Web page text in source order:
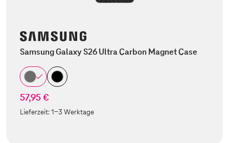
Samsung Galaxy S26 Ultra Carbon Magnet Case
57,95 €
Lieferzeit:1-3 Werktage